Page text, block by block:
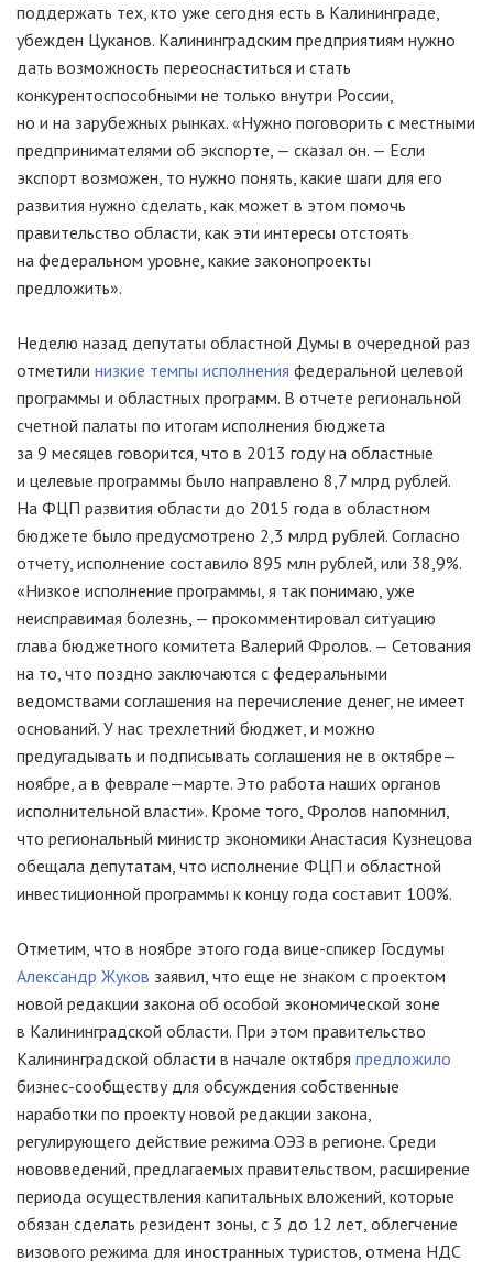
поддержать тех, кто уже сегодня есть в Калининграде,
убежден Цуканов. Калининградским предприятиям нужно
дать возможность переоснаститься и стать
конкурентоспособными не только внутри России,
но и на зарубежных рынках. «Нужно поговорить с местными
предпринимателями об экспорте, — сказал он. — Если
экспорт возможен, то нужно понять, какие шаги для его
развития нужно сделать, как может в этом помочь
правительство области, как эти интересы отстоять
на федеральном уровне, какие законопроекты
предложить».
Неделю назад депутаты областной Думы в очередной раз
отметили низкие темпы исполнения федеральной целевой
программы и областных программ. В отчете региональной
счетной палаты по итогам исполнения бюджета
за 9 месяцев говорится, что в 2013 году на областные
и целевые программы было направлено 8,7 млрд рублей.
На ФЦП развития области до 2015 года в областном
бюджете было предусмотрено 2,3 млрд рублей. Согласно
отчету, исполнение составило 895 млн рублей, или 38,9%.
«Низкое исполнение программы, я так понимаю, уже
неисправимая болезнь, — прокомментировал ситуацию
глава бюджетного комитета Валерий Фролов. — Сетования
на то, что поздно заключаются с федеральными
ведомствами соглашения на перечисление денег, не имеет
оснований. У нас трехлетний бюджет, и можно
предугадывать и подписывать соглашения не в октябре—
ноябре, а в феврале—марте. Это работа наших органов
исполнительной власти». Кроме того, Фролов напомнил,
что региональный министр экономики Анастасия Кузнецова
обещала депутатам, что исполнение ФЦП и областной
инвестиционной программы к концу года составит 100%.
Отметим, что в ноябре этого года вице-спикер Госдумы
Александр Жуков заявил, что еще не знаком с проектом
новой редакции закона об особой экономической зоне
в Калининградской области. При этом правительство
Калининградской области в начале октября предложило
бизнес-сообществудля обсуждения собственные
наработки по проекту новой редакции закона,
регулирующего действие режима ОЭЗ в регионе. Среди
нововведений, предлагаемых правительством, расширение
периода осуществления капитальных вложений, которые
обязан сделать резидент зоны, с 3 до 12 лет, облегчение
визового режима для иностранных туристов, отмена НДС